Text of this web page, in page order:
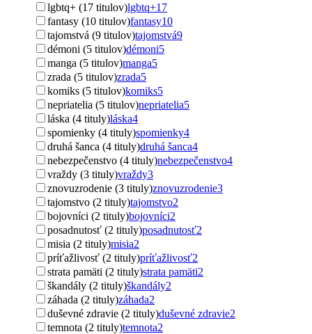
lgbtq+ (17 titulov)lgbtq+17
fantasy (10 titulov)fantasy10
tajomstvá (9 titulov)tajomstvá9
démoni (5 titulov)démoni5
manga (5 titulov)manga5
zrada (5 titulov)zrada5
komiks (5 titulov)komiks5
nepriatelia (5 titulov)nepriatelia5
láska (4 tituly)láska4
spomienky (4 tituly)spomienky4
druhá šanca (4 tituly)druhá šanca4
nebezpečenstvo (4 tituly)nebezpečenstvo4
vraždy (3 tituly)vraždy3
znovuzrodenie (3 tituly)znovuzrodenie3
tajomstvo (2 tituly)tajomstvo2
bojovníci (2 tituly)bojovníci2
posadnutosť (2 tituly)posadnutosť2
misia (2 tituly)misia2
príťažlivosť (2 tituly)príťažlivosť2
strata pamäti (2 tituly)strata pamäti2
škandály (2 tituly)škandály2
záhada (2 tituly)záhada2
duševné zdravie (2 tituly)duševné zdravie2
temnota (2 tituly)temnota2